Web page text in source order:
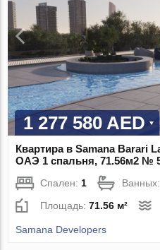
1 277 580 AED
Квартира в Samana Barari
ОАЭ 1 спальня, 71.56м2 №
Спален:1
Площадь:71.56 м²
Samana Developers